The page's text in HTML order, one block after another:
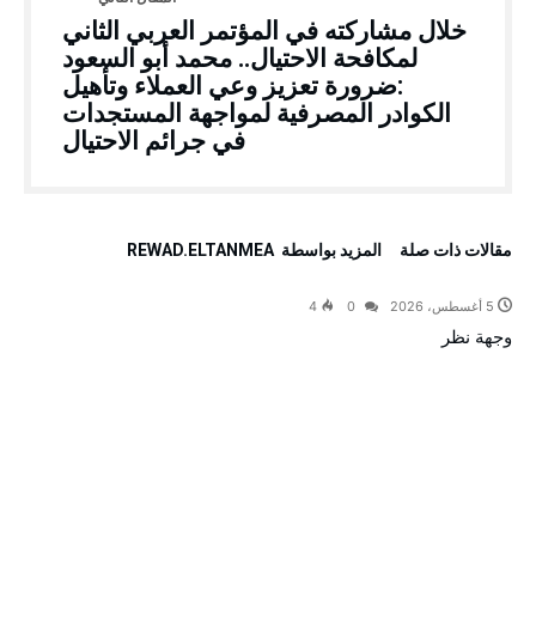
خلال مشاركته في المؤتمر العربي الثاني
لمكافحة الاحتيال.. محمد أبو السعود
:ضرورة تعزيز وعي العملاء وتأهيل
الكوادر المصرفية لمواجهة المستجدات
في جرائم الاحتيال
‫مقالات ذات صلة‬ ‫‫المزيد بواسطة‬ ‬ REWAD.ELTANMEA
5 أغسطس، 2026 4
وجهة نظر